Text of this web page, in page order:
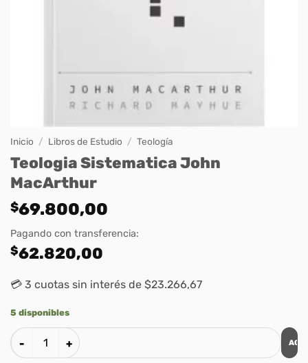
Inicio / Libros de Estudio / Teología
Teologia Sistematica John
MacArthur
$69.800,00
Pagando con transferencia:
$62.820,00
💳 3 cuotas sin interés de $23.266,67
5 disponibles
Teologia Sistematica John MacArthur cantidad